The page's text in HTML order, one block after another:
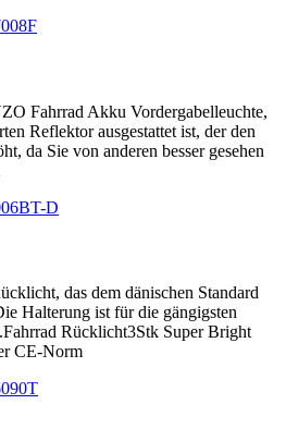
Fahrrad Akku Vordergabelleuchte,
Reflektor ausgestattet ist, der den
da Sie von anderen besser gesehen
das dem dänischen Standard
Halterung ist für die gängigsten
Rücklicht3Stk Super Bright
CE-Norm